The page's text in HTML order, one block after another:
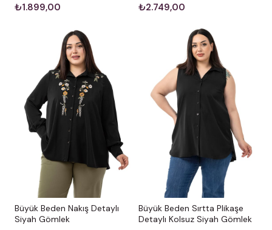
₺1.899,00 ₺2.749,00
Büyük Beden Nakış Detaylı
Siyah Gömlek
Büyük Beden Sırtta Plikaşe
Detaylı Kolsuz Siyah Gömlek